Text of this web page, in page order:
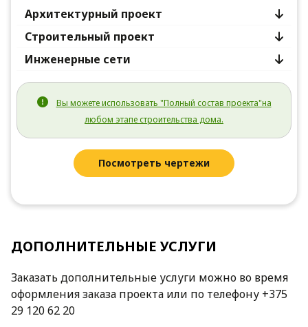
Архитектурный проект
Строительный проект
Инженерные сети
Вы можете использовать "Полный состав проекта"на
любом этапе строительства дома.
Посмотреть чертежи
ДОПОЛНИТЕЛЬНЫЕ УСЛУГИ
Заказать дополнительные услуги можно во время
оформления заказа проекта или по телефону +375
29 120 62 20